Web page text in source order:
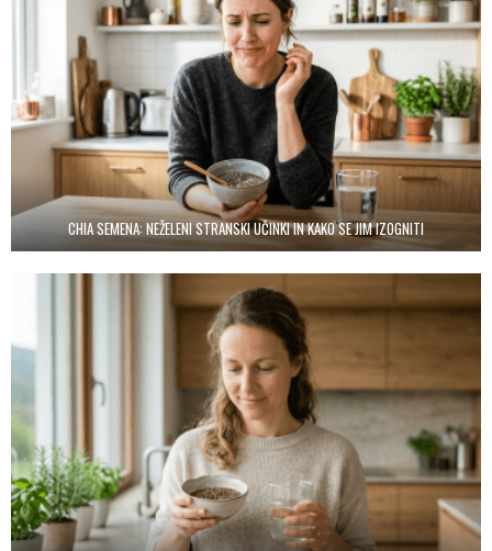
CHIA SEMENA: NEŽELENI STRANSKI UČINKI IN KAKO SE JIM IZOGNITI